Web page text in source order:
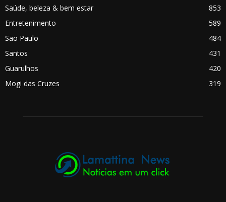
Saúde, beleza & bem estar
853
Entretenimento
589
São Paulo
484
Santos
431
Guarulhos
420
Mogi das Cruzes
319